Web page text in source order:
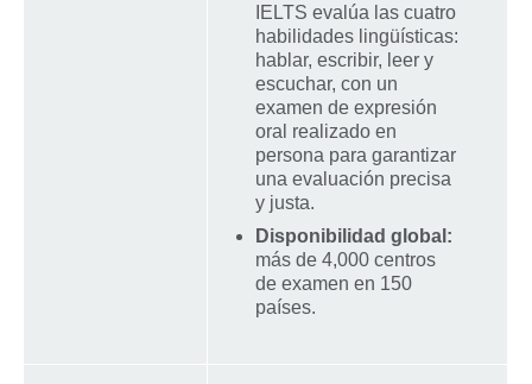
IELTS evalúa las cuatro
habilidades lingüísticas:
hablar, escribir, leer y
escuchar, con un
examen de expresión
oral realizado en
persona para garantizar
una evaluación precisa
y justa.
Disponibilidad global:
más de 4,000 centros
de examen en 150
países.